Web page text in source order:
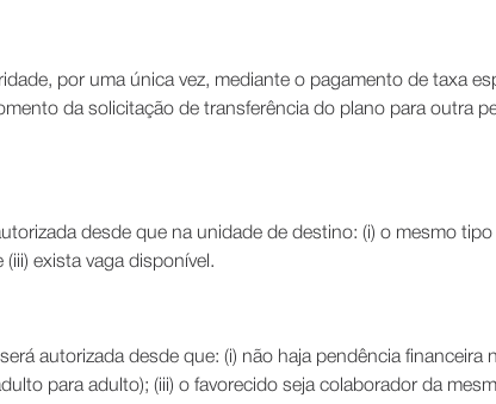
por uma única vez, mediante o pagamento de taxa
da solicitação de transferência do plano para outra
desde que na unidade de destino: (i) o mesmo
exista vaga disponível.
autorizada desde que: (i) não haja pendência financeira
para adulto); (iii) o favorecido seja colaborador da